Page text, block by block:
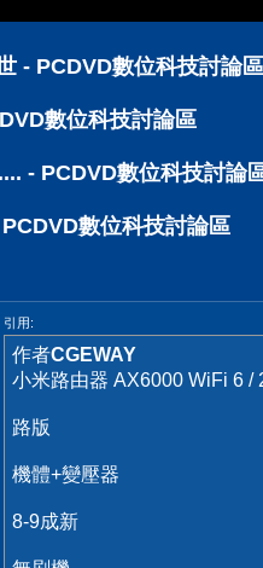
- PCDVD數位科技討論區
數位科技討論區
- PCDVD數位科技討論
數位科技討論區
引用:
作者CGEWAY
小米路由器 AX6000 WiFi 6 /
路版
機體+變壓器
8-9成新